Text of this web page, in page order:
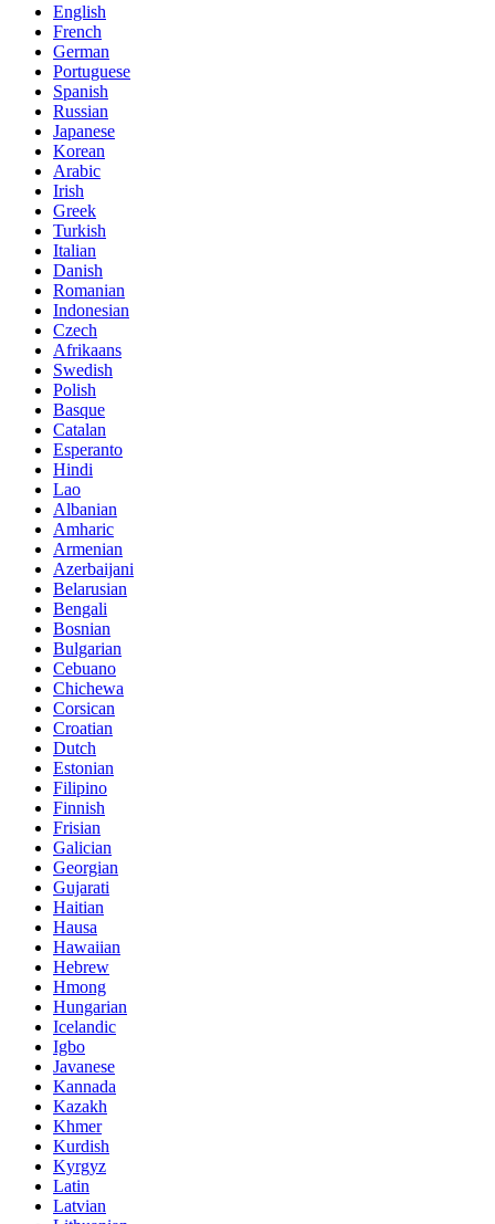
English
French
German
Portuguese
Spanish
Russian
Japanese
Korean
Arabic
Irish
Greek
Turkish
Italian
Danish
Romanian
Indonesian
Czech
Afrikaans
Swedish
Polish
Basque
Catalan
Esperanto
Hindi
Lao
Albanian
Amharic
Armenian
Azerbaijani
Belarusian
Bengali
Bosnian
Bulgarian
Cebuano
Chichewa
Corsican
Croatian
Dutch
Estonian
Filipino
Finnish
Frisian
Galician
Georgian
Gujarati
Haitian
Hausa
Hawaiian
Hebrew
Hmong
Hungarian
Icelandic
Igbo
Javanese
Kannada
Kazakh
Khmer
Kurdish
Kyrgyz
Latin
Latvian